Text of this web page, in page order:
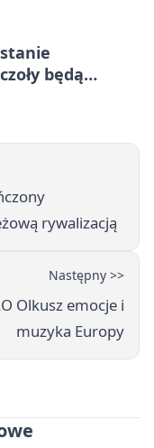
będą
rywalizacją
Następny >>
Olkusz emocje i
muzyka Europy